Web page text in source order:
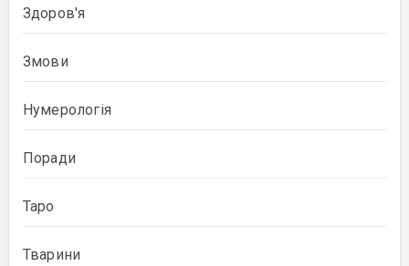
Здоров'я
Змови
Нумерологія
Поради
Таро
Тварини